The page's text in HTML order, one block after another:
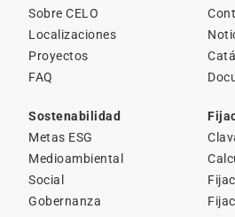
Sobre CELO
Localizaciones
Proyectos
FAQ
Sostenabilidad
Metas ESG
Medioambiental
Social
Gobernanza